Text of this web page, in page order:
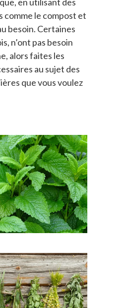
comme le compost et
besoin. Certaines
n’ont pas besoin
alors faites les
au sujet des
que vous voulez